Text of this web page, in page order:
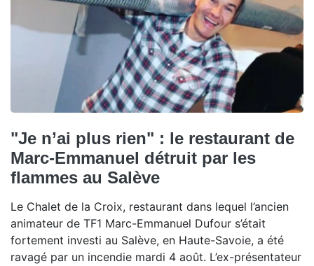
"Je n’ai plus rien" : le restaurant de
Marc-Emmanuel détruit par les
flammes au Salève
Le Chalet de la Croix, restaurant dans lequel l’ancien
animateur de TF1 Marc-Emmanuel Dufour s’était
fortement investi au Salève, en Haute-Savoie, a été
ravagé par un incendie mardi 4 août. L’ex-présentateur